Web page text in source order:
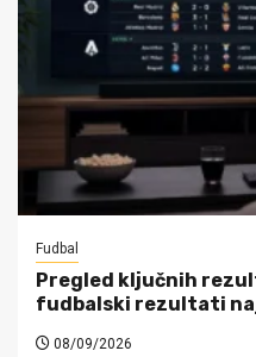
Fudbal
Pregled ključnih
fudbalski rezultati
08/09/2026